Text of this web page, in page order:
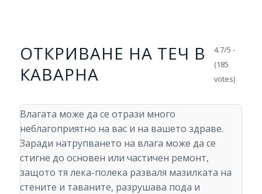
ОТКРИВАНЕ НА ТЕЧ В
КАВАРНА
Влагата може да се отрази много
неблагоприятно на вас и на вашето здраве.
Заради натрупването на влага може да се
стигне до основен или частичен ремонт,
защото тя лека-полека разваля мазилката на
стените и таваните, разрушава пода и
4.7/5 -
(185
votes)